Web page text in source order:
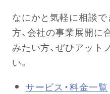
なにかと気軽に相談
方、会社の事業展開に
みたい方、ぜひアット
い。
サービス・料金一覧